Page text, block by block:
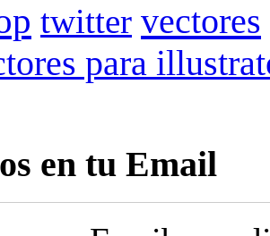
twitter vectores
para
en tu Email